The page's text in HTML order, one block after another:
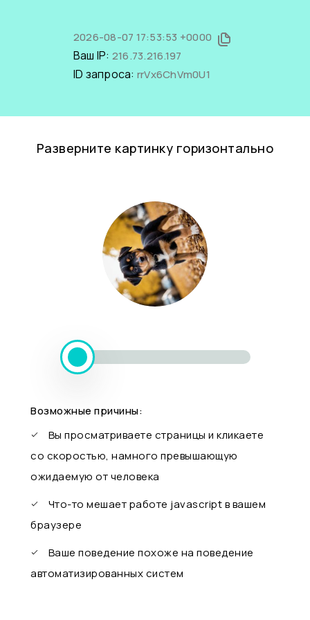
2026-08-07 17:53:53 +0000
Ваш IP: 216.73.216.197
ID запроса: rrVx6ChVm0U1
Разверните картинку горизонтально
Возможные причины:
Вы просматриваете страницы и кликаете
со скоростью, намного превышающую
ожидаемую от человека
Что-то мешает работе javascript в вашем
браузере
Ваше поведение похоже на поведение
автоматизированных систем